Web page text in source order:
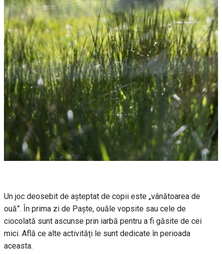
Un joc deosebit de așteptat de copii este „vânătoarea de
ouă”. În prima zi de Paște, ouăle vopsite sau cele de
ciocolată sunt ascunse prin iarbă pentru a fi găsite de cei
mici. Află ce alte activități le sunt dedicate în perioada
aceasta.